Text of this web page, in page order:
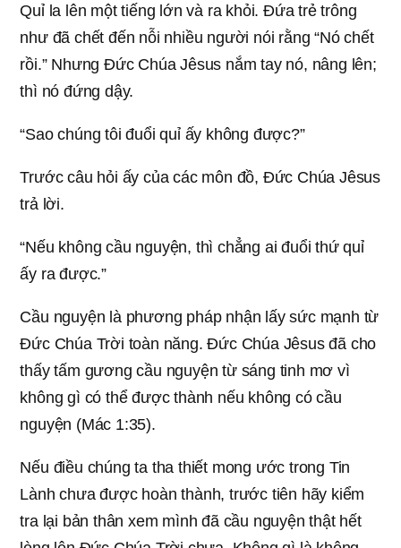
Quỉ la lên một tiếng lớn và ra khỏi. Đứa trẻ trông
như đã chết đến nỗi nhiều người nói rằng “Nó chết
rồi.” Nhưng Đức Chúa Jêsus nắm tay nó, nâng lên;
thì nó đứng dậy.
“Sao chúng tôi đuổi quỉ ấy không được?”
Trước câu hỏi ấy của các môn đồ, Đức Chúa Jêsus
trả lời.
“Nếu không cầu nguyện, thì chẳng ai đuổi thứ quỉ
ấy ra được.”
Cầu nguyện là phương pháp nhận lấy sức mạnh từ
Đức Chúa Trời toàn năng. Đức Chúa Jêsus đã cho
thấy tấm gương cầu nguyện từ sáng tinh mơ vì
không gì có thể được thành nếu không có cầu
nguyện (Mác 1:35).
Nếu điều chúng ta tha thiết mong ước trong Tin
Lành chưa được hoàn thành, trước tiên hãy kiểm
tra lại bản thân xem mình đã cầu nguyện thật hết